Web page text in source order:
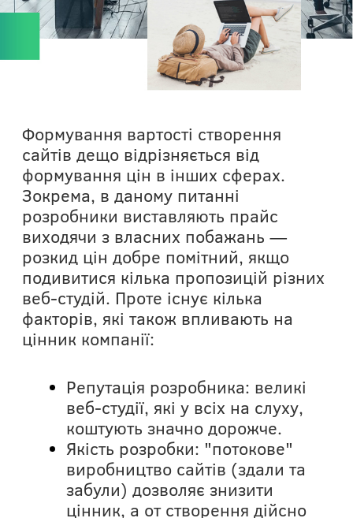
Формування вартості створення
сайтів дещо відрізняється від
формування цін в інших сферах.
Зокрема, в даному питанні
розробники виставляють прайс
виходячи з власних побажань —
розкид цін добре помітний, якщо
подивитися кілька пропозицій різних
веб-студій. Проте існує кілька
факторів, які також впливають на
цінник компанії:
Репутація розробника: великі
веб-студії, які у всіх на слуху,
коштують значно дорожче.
Якість розробки: "потокове"
виробництво сайтів (здали та
забули) дозволяє знизити
цінник, а от створення дійсно